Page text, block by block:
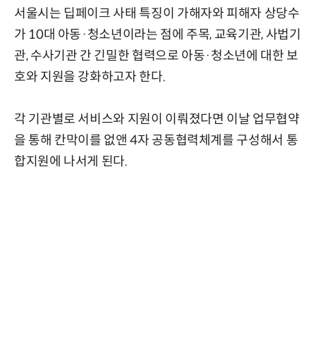
서울시는 딥페이크 사태 특징이 가해자와 피해자 상당수
가 10대 아동·청소년이라는 점에 주목, 교육기관, 사법기
관, 수사기관 간 긴밀한 협력으로 아동·청소년에 대한 보
호와 지원을 강화하고자 한다.
각 기관별로 서비스와 지원이 이뤄졌다면 이날 업무협약
을 통해 칸막이를 없앤 4자 공동협력체계를 구성해서 통
합지원에 나서게 된다.